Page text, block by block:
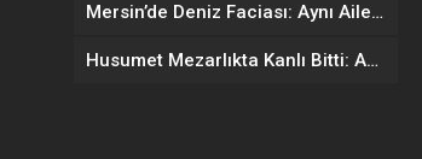
Mersin’de Deniz Faciası: Aynı Aileden 4 Kişi Hayatını Kaybetti
Husumet Mezarlıkta Kanlı Bitti: Aynı Aileden 3 Kişi Hayatını Kaybetti